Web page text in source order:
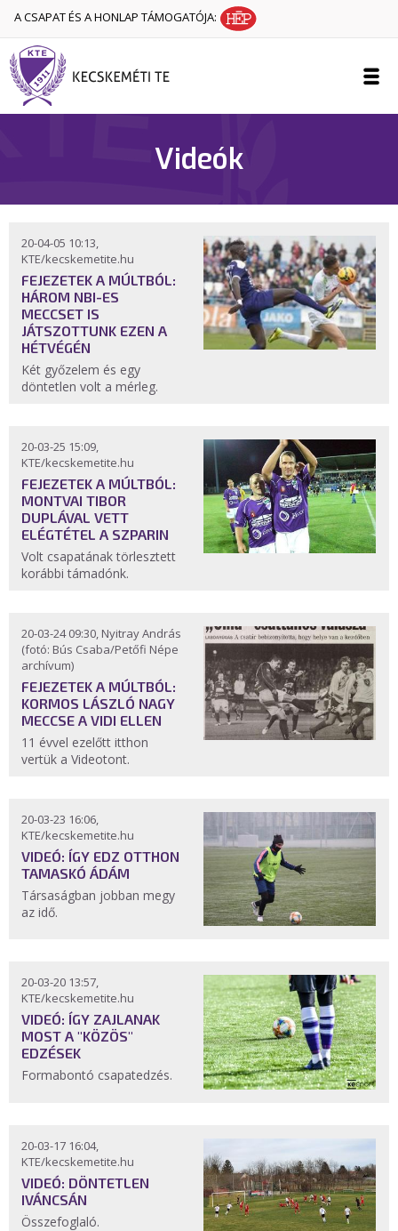
A CSAPAT ÉS A HONLAP TÁMOGATÓJA:
Videók
20-04-05 10:13,
KTE/kecskemetite.hu
FEJEZETEK A MÚLTBÓL:
HÁROM NBI-ES
MECCSET IS
JÁTSZOTTUNK EZEN A
HÉTVÉGÉN
Két győzelem és egy
döntetlen volt a mérleg.
20-03-25 15:09,
KTE/kecskemetite.hu
FEJEZETEK A MÚLTBÓL:
MONTVAI TIBOR
DUPLÁVAL VETT
ELÉGTÉTEL A SZPARIN
Volt csapatának törlesztett
korábbi támadónk.
20-03-24 09:30, Nyitray András
(fotó: Bús Csaba/Petőfi Népe
archívum)
FEJEZETEK A MÚLTBÓL:
KORMOS LÁSZLÓ NAGY
MECCSE A VIDI ELLEN
11 évvel ezelőtt itthon
vertük a Videotont.
20-03-23 16:06,
KTE/kecskemetite.hu
VIDEÓ: ÍGY EDZ OTTHON
TAMASKÓ ÁDÁM
Társaságban jobban megy
az idő.
20-03-20 13:57,
KTE/kecskemetite.hu
VIDEÓ: ÍGY ZAJLANAK
MOST A "KÖZÖS"
EDZÉSEK
Formabontó csapatedzés.
20-03-17 16:04,
KTE/kecskemetite.hu
VIDEÓ: DÖNTETLEN
IVÁNCSÁN
Összefoglaló.